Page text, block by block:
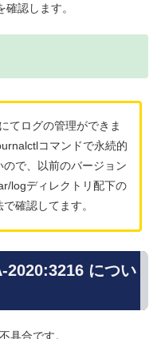
認します。
てログの管理ができま
コマンドで永続的
で、以前のバージョン
logディレクトリ配下の
確認してます。
2020:3216 につい
具合です。